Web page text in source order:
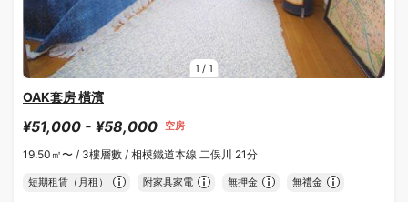
1 / 1
OAK套房 橫濱
¥51,000 - ¥58,000 空房
19.50㎡〜 / 3樓層數 / 相模鐵道本線 二俣川 21分
短期租賃（月租） 附家具家電 無押金 無禮金